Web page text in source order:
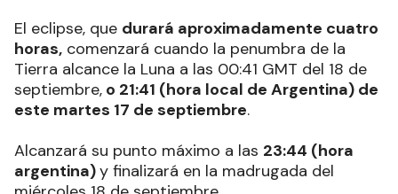
El eclipse, que durará aproximadamente cuatro
horas, comenzará cuando la penumbra de la
Tierra alcance la Luna a las 00:41 GMT del 18 de
septiembre, o 21:41 (hora local de Argentina) de
este martes 17 de septiembre.
Alcanzará su punto máximo a las 23:44 (hora
argentina)y finalizará en la madrugada del